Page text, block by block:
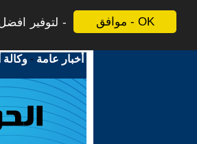
موافق - OK
لتوفير
أخبار عامة -وكالة